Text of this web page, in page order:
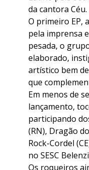
da cantora Céu.
O primeiro EP,
pela imprensa
pesada, o
elaborado,
artístico bem
que
Em menos de
lançamento,
participando
(RN), Dragão
Rock-Cordel
no SESC
Os roqueiros